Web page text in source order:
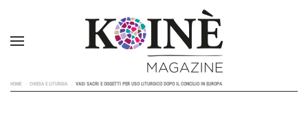
HOME CHIESA E LITURGIA VASI SACRI E OGGETTI PER USO LITURGICO DOPO IL CONCILIO IN EUROPA